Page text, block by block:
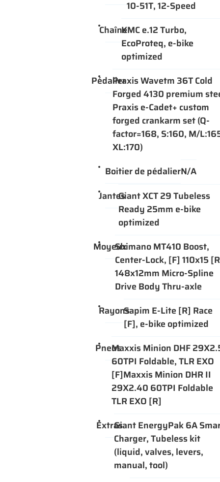
Une
01 64 34
Restez
INSCRIPTION
10-51T, 12-Speed
ChaîneKMC e.12 Turbo,
EcoProteq, e-bike
optimized
PédalierPraxis Wavetm 36T Cold
Forged 4130 premium
Praxis e-Cadet+ custom
forged crankarm set (Q-
factor=168, S:160, M/
XL:170)
Boitier de pédalierN/A
JantesGiant XCT 29 Tubeless
Ready 25mm e-bike
optimized
MoyeuxShimano MT410 Boost,
Center-Lock, [F] 110x15
148x12mm Micro-Spline
Drive Body Thru-axle
RayonsSapim E-Lite [R] Race
[F], e-bike optimized
PneusMaxxis Minion DHF
60TPI Foldable, TLR EXO
[F]Maxxis Minion DHR II
29X2.40 60TPI Foldable
TLR EXO [R]
ExtrasGiant EnergyPak 6A
Charger, Tubeless kit
(liquid, valves, levers,
manual, tool)